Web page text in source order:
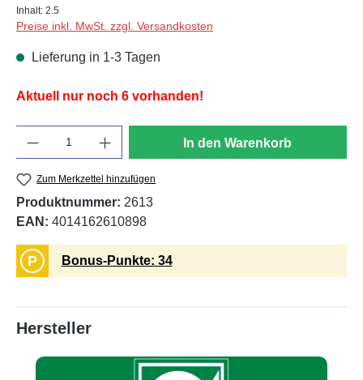
Inhalt: 2.5
Preise inkl. MwSt. zzgl. Versandkosten
Lieferung in 1-3 Tagen
Aktuell nur noch 6 vorhanden!
In den Warenkorb
Zum Merkzettel hinzufügen
Produktnummer: 2613
EAN: 4014162610898
P Bonus-Punkte: 34
Hersteller